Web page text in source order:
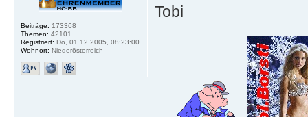
Beiträge: 173368
Themen: 42101
Registriert: Do, 01.12.2005, 08:23:00
Wohnort: Niederösterreich
Tobi